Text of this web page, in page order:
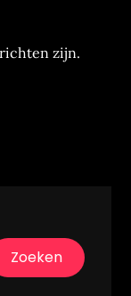
zijn.
Zoeken